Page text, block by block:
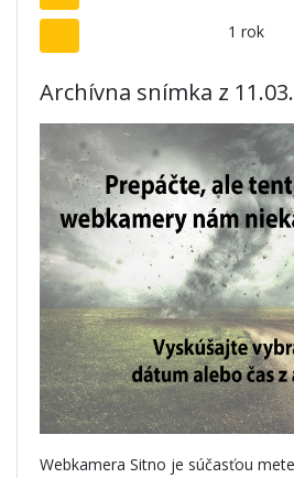
1 rok
Archívna snímka z
Webkamera Sitno je súčasťou